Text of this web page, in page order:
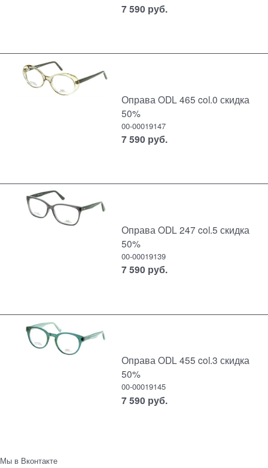
7 590 руб.
Оправа ODL 465 col.0 скидка
50%
00-00019147
7 590 руб.
Оправа ODL 247 col.5 скидка
50%
00-00019139
7 590 руб.
Оправа ODL 455 col.3 скидка
50%
00-00019145
7 590 руб.
Мы в Вконтакте